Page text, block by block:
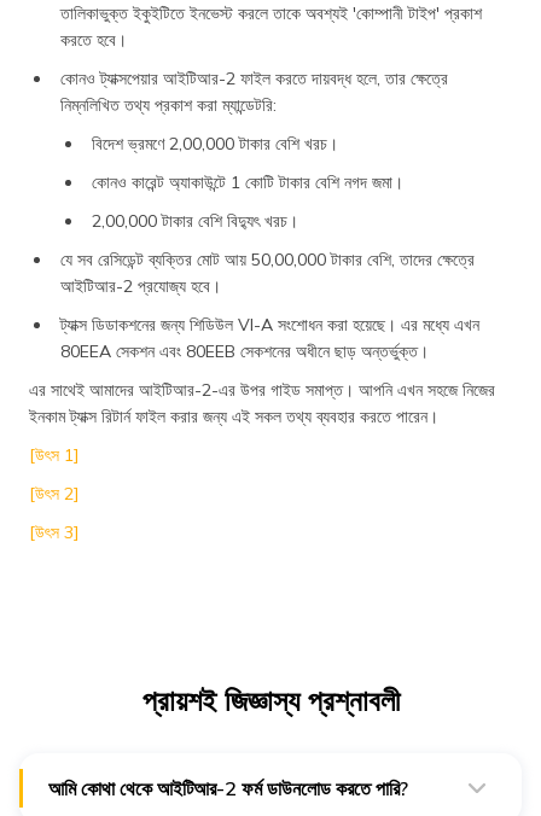
তালিকাভুক্ত ইকুইটিতে ইনভেস্ট করলে তাকে অবশ্যই 'কোম্পানী টাইপ' প্রকাশ
করতে হবে।
কোনও ট্যাক্সপেয়ার আইটিআর-2 ফাইল করতে দায়বদ্ধ হলে, তার ক্ষেত্রে
নিম্নলিখিত তথ্য প্রকাশ করা ম্যান্ডেটরি:
বিদেশ ভ্রমণে 2,00,000 টাকার বেশি খরচ।
কোনও কারেন্ট অ্যাকাউন্টে 1 কোটি টাকার বেশি নগদ জমা।
2,00,000 টাকার বেশি বিদ্যুৎ খরচ।
যে সব রেসিডেন্ট ব্যক্তির মোট আয় 50,00,000 টাকার বেশি, তাদের ক্ষেত্রে
আইটিআর-2 প্রযোজ্য হবে।
ট্যাক্স ডিডাকশনের জন্য শিডিউল VI-A সংশোধন করা হয়েছে। এর মধ্যে এখন
80EEA সেকশন এবং 80EEB সেকশনের অধীনে ছাড় অন্তর্ভুক্ত।
এর সাথেই আমাদের আইটিআর-2-এর উপর গাইড সমাপ্ত। আপনি এখন সহজে নিজের
ইনকাম ট্যাক্স রিটার্ন ফাইল করার জন্য এই সকল তথ্য ব্যবহার করতে পারেন।
[উৎস 1]
[উৎস 2]
[উৎস 3]
প্রায়শই জিজ্ঞাস্য প্রশ্নাবলী
আমি কোথা থেকে আইটিআর-2 ফর্ম ডাউনলোড করতে পারি?